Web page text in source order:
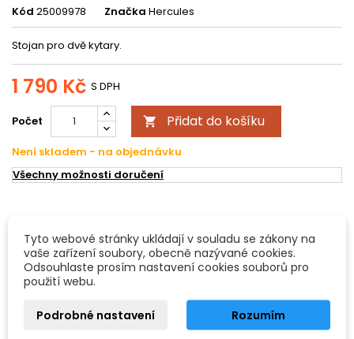
Kód 25009978 Značka Hercules
Stojan pro dvě kytary.
1 790 Kč S DPH
Počet  Přidat do košíku
Není skladem - na objednávku
Všechny možnosti doručení
HERCULES GS422B
- stojan na dvě kytary, vyrobený z velice kvalitní oceli
- 2x Auto Grip systém - pro bezpečnější držení kytary
- 2x opěrka zad kytar
- výška: 905 - 1130mm
Tyto webové stránky ukládají v souladu se zákony na
vaše zařízení soubory, obecně nazývané cookies.
Odsouhlaste prosím nastavení cookies souborů pro
použití webu.
Podrobné nastavení Rozumím